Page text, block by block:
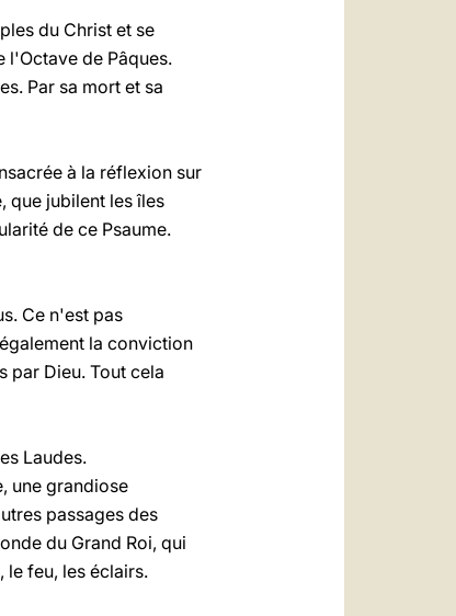
du Christ et se
l'Octave de Pâques.
Par sa mort et sa
à la réflexion sur
que jubilent les îles
de ce Psaume.
Ce n'est pas
la conviction
par Dieu. Tout cela
Laudes.
une grandiose
passages des
du Grand Roi, qui
le feu, les éclairs.